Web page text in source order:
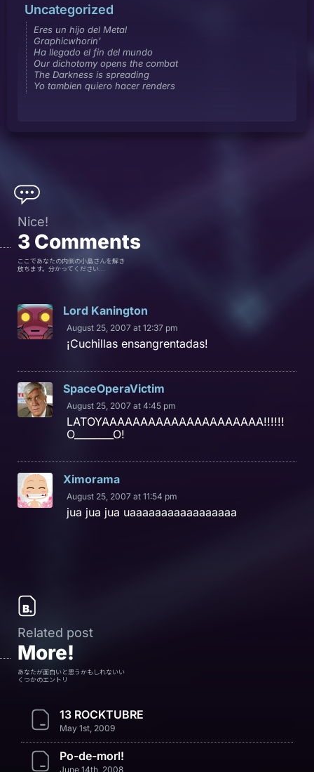
Uncategorized
Eres un hijo del Metal
Graphicwhorin'
Ha llegado el fin del mundo
Our dichotomy opens the combat
The Darkness is spreading
Yo tambien quiero hacer renders
Nice!
3 Comments
ここであなたの内側の小島さんを解き
放ちます。分かってください...
Lord Kanington
August 25, 2007 at 12:37 pm
¡Cuchillas ensangrentadas!
SpaceOperaVictim
August 25, 2007 at 4:45 pm
LATOYAAAAAAAAAAAAAAAAAAAAA!!!!!!
O________O!
Ximorama
August 25, 2007 at 11:54 pm
jua jua jua uaaaaaaaaaaaaaaaaa
Related post
More!
あなたが面白いと思うかもしれないい
くつかのエントリ
13 ROCKTUBRE
May 1st, 2009
Po-de-morl!
June 14th, 2008